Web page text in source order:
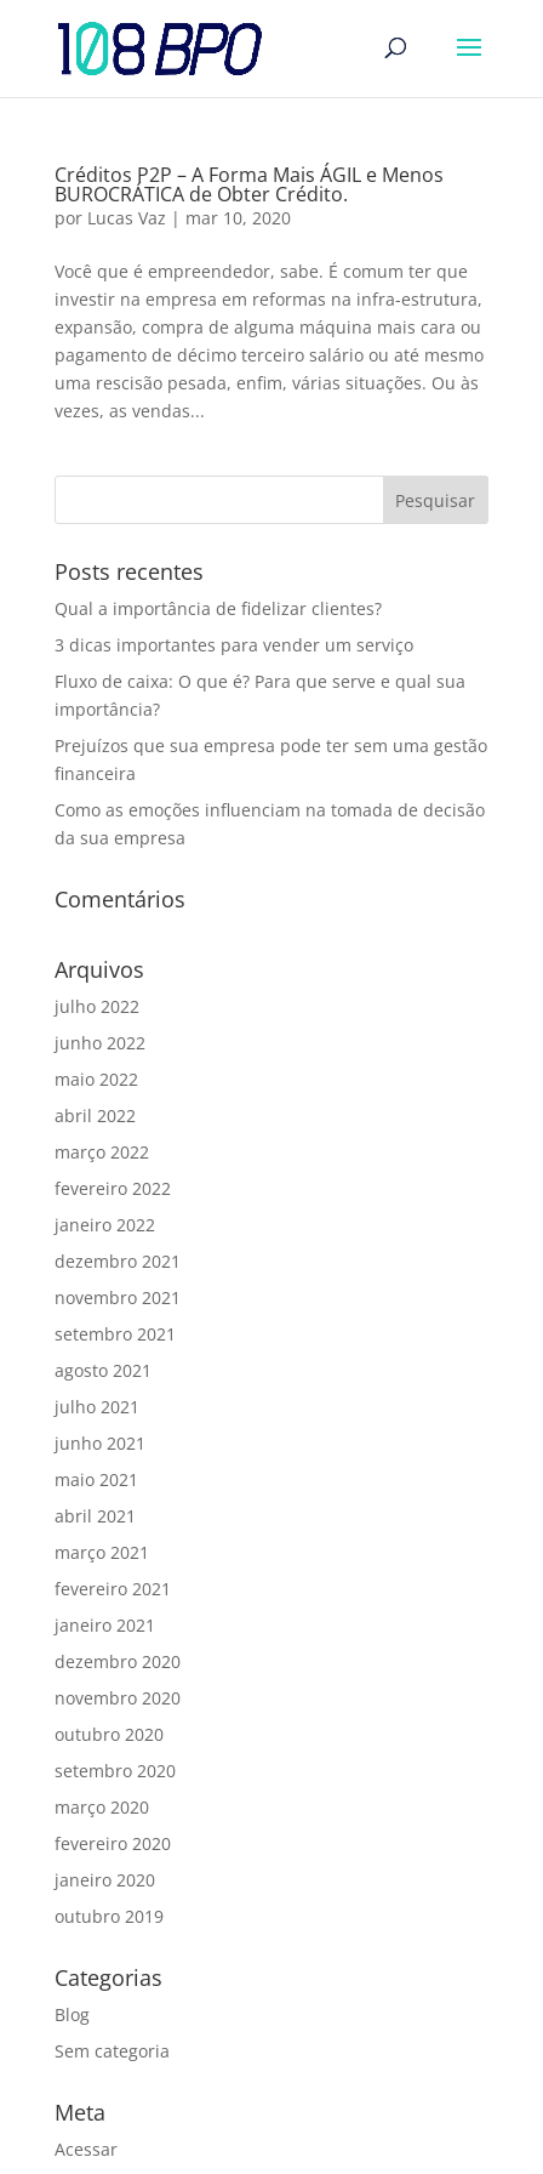
Créditos P2P – A Forma Mais ÁGIL e Menos
BUROCRÁTICA de Obter Crédito.
por Lucas Vaz | mar 10, 2020
Você que é empreendedor, sabe. É comum ter que
investir na empresa em reformas na infra-estrutura,
expansão, compra de alguma máquina mais cara ou
pagamento de décimo terceiro salário ou até mesmo
uma rescisão pesada, enfim, várias situações. Ou às
vezes, as vendas...
Posts recentes
Qual a importância de fidelizar clientes?
3 dicas importantes para vender um serviço
Fluxo de caixa: O que é? Para que serve e qual sua
importância?
Prejuízos que sua empresa pode ter sem uma gestão
financeira
Como as emoções influenciam na tomada de decisão
da sua empresa
Comentários
Arquivos
julho 2022
junho 2022
maio 2022
abril 2022
março 2022
fevereiro 2022
janeiro 2022
dezembro 2021
novembro 2021
setembro 2021
agosto 2021
julho 2021
junho 2021
maio 2021
abril 2021
março 2021
fevereiro 2021
janeiro 2021
dezembro 2020
novembro 2020
outubro 2020
setembro 2020
março 2020
fevereiro 2020
janeiro 2020
outubro 2019
Categorias
Blog
Sem categoria
Meta
Acessar